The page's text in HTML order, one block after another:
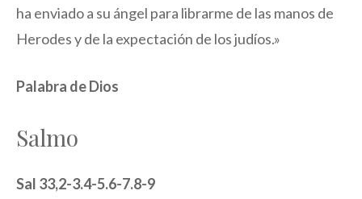
ha enviado a su ángel para librarme de las manos de
Herodes y de la expectación de los judíos.»
Palabra de Dios
Salmo
Sal 33,2-3.4-5.6-7.8-9